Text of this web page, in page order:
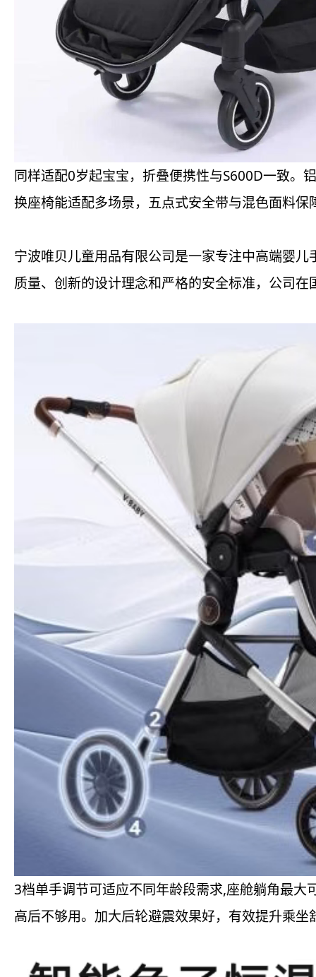
同样适配0岁起宝宝，折叠便携性与S600D一致。
换座椅能适配多场景，五点式安全带与混色面料保
宁波唯贝儿童用品有限公司是一家专注中高端婴
质量、创新的设计理念和严格的安全标准，公司
3档单手调节可适应不同年龄段需求,座舱躺角最
高后不够用。加大后轮避震效果好，有效提升乘